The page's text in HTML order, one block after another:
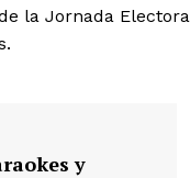
la Jornada
y